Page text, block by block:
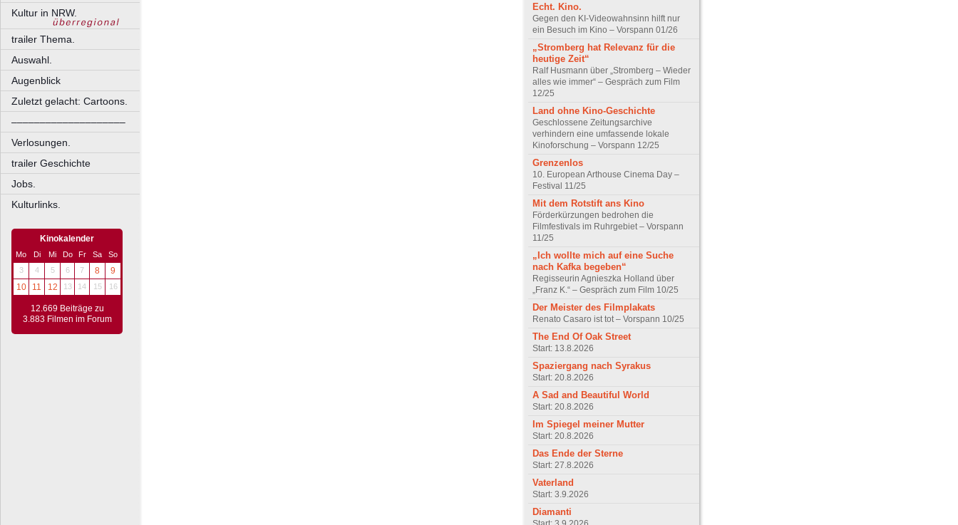
Kultur in NRW.
trailer Thema.
Auswahl.
Augenblick
Zuletzt gelacht: Cartoons.
––––––––––––––––––––
Verlosungen.
trailer Geschichte
Jobs.
Kulturlinks.
Kinokalender
Mo Di Mi Do Fr Sa
So
3
4 5 6 7 8
9
10
11 12 13 14 15 16
12.669 Beiträge zu
3.883 Filmen im Forum
Echt. Kino.
Gegen den KI-Videowahnsinn hilft nur
ein Besuch im Kino – Vorspann 01/26
„Stromberg hat Relevanz für die
heutige Zeit“
Ralf Husmann über „Stromberg – Wieder
alles wie immer“ – Gespräch zum Film
12/25
Land ohne Kino-Geschichte
Geschlossene Zeitungsarchive
verhindern eine umfassende lokale
Kinoforschung – Vorspann 12/25
Grenzenlos
10. European Arthouse Cinema Day –
Festival 11/25
Mit dem Rotstift ans Kino
Förderkürzungen bedrohen die
Filmfestivals im Ruhrgebiet – Vorspann
11/25
„Ich wollte mich auf eine Suche
nach Kafka begeben“
Regisseurin Agnieszka Holland über
„Franz K.“ – Gespräch zum Film 10/25
Der Meister des Filmplakats
Renato Casaro ist tot – Vorspann 10/25
The End Of Oak Street
Start: 13.8.2026
Spaziergang nach Syrakus
Start: 20.8.2026
A Sad and Beautiful World
Start: 20.8.2026
Im Spiegel meiner Mutter
Start: 20.8.2026
Das Ende der Sterne
Start: 27.8.2026
Vaterland
Start: 3.9.2026
Diamanti